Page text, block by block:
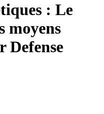
: Le
moyens
Defense